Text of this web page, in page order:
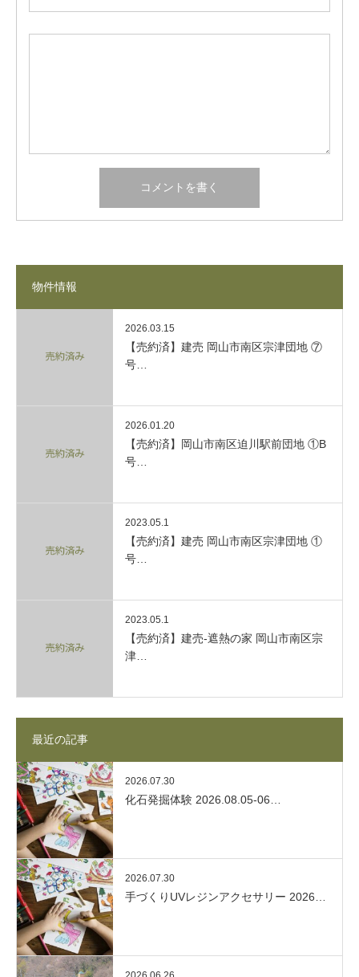
物件情報
2026.03.15
【売約済】建売 岡山市南区宗津団地 ⑦
号…
2026.01.20
【売約済】岡山市南区迫川駅前団地 ①B
号…
2023.05.1
【売約済】建売 岡山市南区宗津団地 ①
号…
2023.05.1
【売約済】建売-遮熱の家 岡山市南区宗
津…
最近の記事
2026.07.30
化石発掘体験 2026.08.05-06…
2026.07.30
手づくりUVレジンアクセサリー 2026…